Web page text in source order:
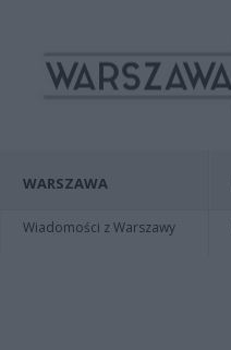
WARSZAWA
Wiadomości z Warszawy